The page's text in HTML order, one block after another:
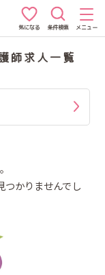
気になる 条件検索 メニュー
師求人一覧
つかりませんでし